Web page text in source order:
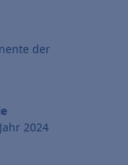
der
2024